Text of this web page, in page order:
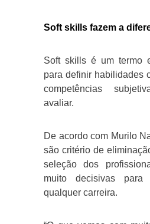
Soft skills fazem a
Soft skills é um termo
para definir habilidades
competências
avaliar.
De acordo com Murilo
são critério de
seleção dos
muito decisivas
qualquer carreira.